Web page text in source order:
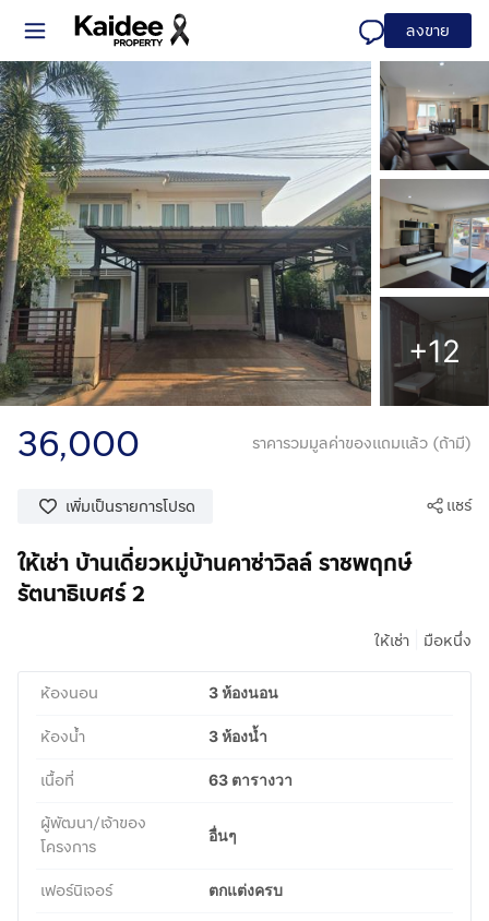
ลงขาย
+12
36,000 ราคารวมมูลค่าของแถมแล้ว (ถ้ามี)
เพิ่มเป็นรายการโปรด แชร์
ให้เช่า บ้านเดี่ยวหมู่บ้านคาซ่าวิลล์ ราชพฤกษ์
รัตนาธิเบศร์ 2
ให้เช่า มือหนึ่ง
ห้องนอน 3 ห้องนอน
ห้องน้ำ 3 ห้องน้ำ
เนื้อที่ 63 ตารางวา
ผู้พัฒนา/เจ้าของ
โครงการ
อื่นๆ
เฟอร์นิเจอร์ ตกแต่งครบ